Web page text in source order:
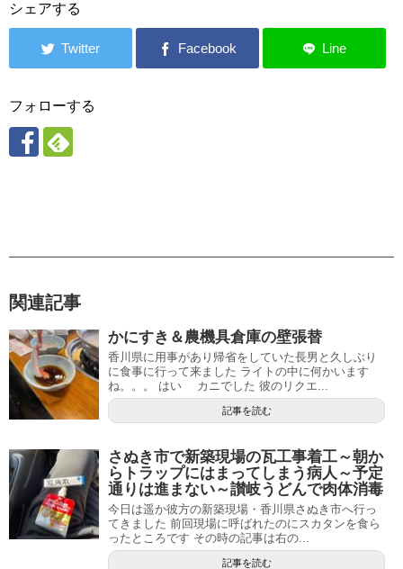
シェアする
フォローする
関連記事
かにすき＆農機具倉庫の壁張替
香川県に用事があり帰省をしていた長男と久しぶり
に食事に行って来ました ライトの中に何かいます
ね。。。 はい カニでした 彼のリクエ...
記事を読む
さぬき市で新築現場の瓦工事着工～朝か
らトラップにはまってしまう病人～予定
通りは進まない～讃岐うどんで肉体消毒
今日は遥か彼方の新築現場・香川県さぬき市へ行っ
てきました 前回現場に呼ばれたのにスカタンを食ら
ったところです その時の記事は右の...
記事を読む